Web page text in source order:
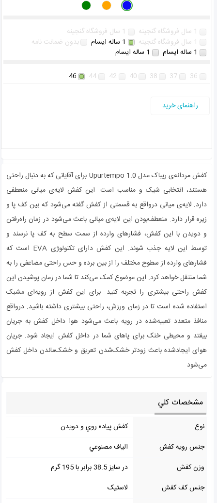
1 سال فروشگاه گنجینه
1 سال فروشگاه گنجینه
1 سال فروشگاه گنجینه
1 ساله ایسام
بدون ضمانت نامه
1 ساله ایسام
1 ساله ایسام
36
37
38
40
42
44
46
راهنمای خرید
کفش مردانه‌ی ریباک مدل Upurtempo 1.0 برای آقایانی که به دنبال راحتی
هستند، انتخابی شیک و مناسب است. این کفش لایه‌ی میانی منعطفی
دارد. لایه‌ی میانی درواقع به قسمتی از کفش گفته می‌شود که بین کف پا و
زیره قرار دارد. منعطف‌بودن این لایه‌ی میانی باعث می‌شود در زمان راه‌رفتن
و دویدن با این کفش، فشارهای وارده از سمت سطح به کف پا نرسند و
توسط این لایه جذب شوند. این کفش دارای تکنولوژی EVA است که
فشارهای وارده از سطوح مختلف را از بین برده و حس راحتی مضاعفی را به
شما منتقل خواهد کرد. این موضوع کمک می‌کند تا شما در زمان پوشیدن این
کفش راحتی بیشتری را تجربه کنید. برای این کفش از رویه‌ای مشبک
استفاده‌ شده است تا در زمان ورزش، راحتی بیشتری داشته باشید. درواقع
منافذ متعدد تعبیه‌شده در رویه باعث می‌شود هوا داخل کفش به جریان
بیفتد و محیطی خنک برای پاهای شما در داخل کفش ایجاد شود. جریان
هوای ایجادشده باعث زودتر خشک‌شدن تعریق و خشک‌ماندن داخل کفش
می‌شود
مشخصات کلي
نوع
کفش پياده روي و دويدن
جنس رويه کفش
الياف مصنوعي
وزن کفش
در سایز 38.5 برابر با 195 گرم
جنس کف کفش
لاستيک